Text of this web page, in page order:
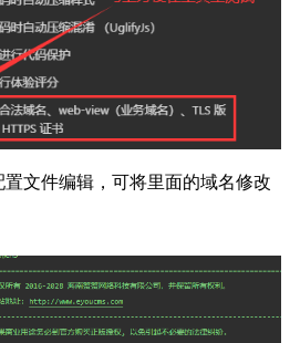
置文件编辑，可将里面的域名修改